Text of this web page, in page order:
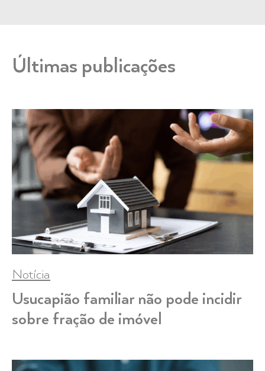
Últimas publicações
Notícia
Usucapião familiar não pode incidir
sobre fração de imóvel